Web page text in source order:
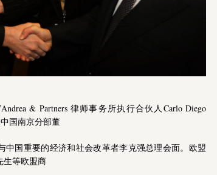
& Partners 律师事务所执行合伙人Carlo Diego
国南京分部董
中国重要的经济和社会改革者李克强总理会面。欧盟
生等欧盟商